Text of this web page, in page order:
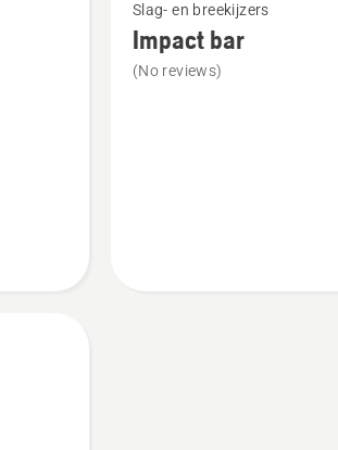
meer
details
over
Slag- en breekijzers
Impact bar
(No reviews)